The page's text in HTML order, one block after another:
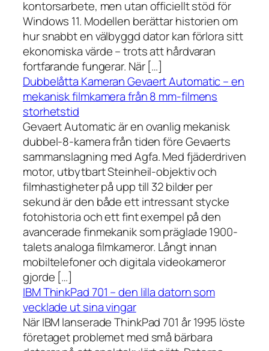
kontorsarbete, men utan officiellt stöd för
Windows 11. Modellen berättar historien om
hur snabbt en välbyggd dator kan förlora sitt
ekonomiska värde – trots att hårdvaran
fortfarande fungerar. När […]
Dubbelåtta Kameran Gevaert Automatic – en
mekanisk filmkamera från 8 mm-filmens
storhetstid
Gevaert Automatic är en ovanlig mekanisk
dubbel-8-kamera från tiden före Gevaerts
sammanslagning med Agfa. Med fjäderdriven
motor, utbytbart Steinheil-objektiv och
filmhastigheter på upp till 32 bilder per
sekund är den både ett intressant stycke
fotohistoria och ett fint exempel på den
avancerade finmekanik som präglade 1900-
talets analoga filmkameror. Långt innan
mobiltelefoner och digitala videokameror
gjorde […]
IBM ThinkPad 701 – den lilla datorn som
vecklade ut sina vingar
När IBM lanserade ThinkPad 701 år 1995 löste
företaget problemet med små bärbara